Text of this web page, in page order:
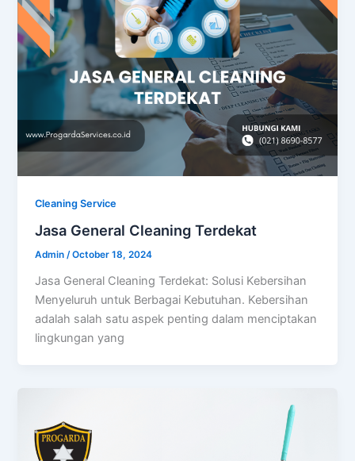
Cleaning Service
Jasa General Cleaning Terdekat
Admin/October 18, 2024
Jasa General Cleaning Terdekat: Solusi Kebersihan
Menyeluruh untuk Berbagai Kebutuhan. Kebersihan
adalah salah satu aspek penting dalam menciptakan
lingkungan yang